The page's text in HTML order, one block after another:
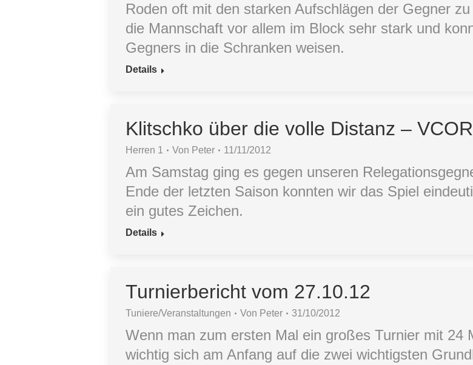
Roden oft mit den starken Aufschlägen der Gegner
die Mannschaft vor allem im Block sehr stark und
Gegners in die Schranken weisen.
Details
Klitschko über die volle Distanz –
Herren 1 Von Peter 11/11/2012
Am Samstag ging es gegen unseren
Ende der letzten Saison konnten wir das Spiel
ein gutes Zeichen.
Details
Turnierbericht vom 27.10.12
Tuniere/Veranstaltungen Von Peter 31/10/2012
Wenn man zum ersten Mal ein großes Turnier mit 24
wichtig sich am Anfang auf die zwei wichtigsten